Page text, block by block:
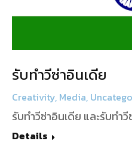
รับทำวีซ่าอินเดีย
Creativity, Media,
รับทำวีซ่าอินเดีย และรับทำ
Details